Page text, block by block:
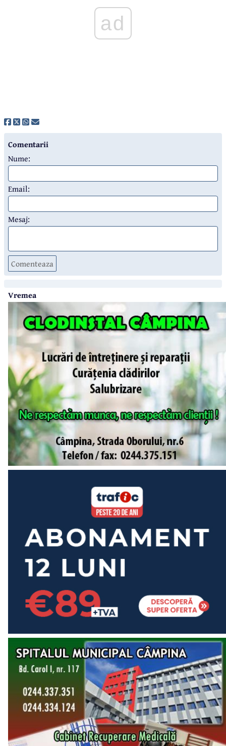
ad
Comentarii
Nume:
Email:
Mesaj:
Comenteaza
Vremea